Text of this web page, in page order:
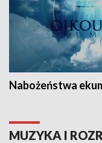
Nabożeństwa
MUZYKA I